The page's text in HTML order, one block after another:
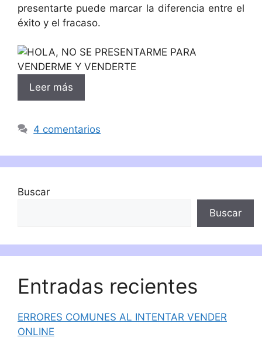
presentarte puede marcar la diferencia entre el
éxito y el fracaso.
Leer más
4 comentarios
Buscar
Buscar
Entradas recientes
ERRORES COMUNES AL INTENTAR VENDER
ONLINE